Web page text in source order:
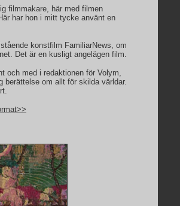
filmmakare, här med filmen
har hon i mitt tycke använt en
konstfilm FamiliarNews, om
Det är en kusligt angelägen film.
och med i redaktionen för Volym,
berättelse om allt för skilda världar.